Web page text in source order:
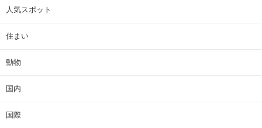
人気スポット
住まい
動物
国内
国際